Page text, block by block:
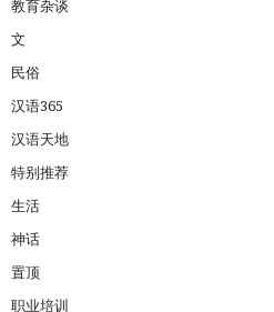
教育杂谈
文
民俗
汉语365
汉语天地
特别推荐
生活
神话
置顶
职业培训